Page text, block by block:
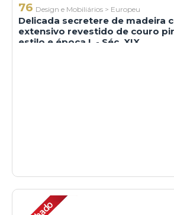
76 Design e Mobiliários > Europeu
Delicada secretere de madeira
extensivo revestido de couro
estilo e época L - Séc. XIX